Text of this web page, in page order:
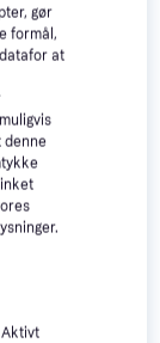
Tab
Blue
gør
formål,
at
denne